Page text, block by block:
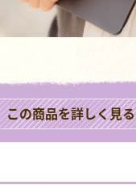
この商品を詳しく見る